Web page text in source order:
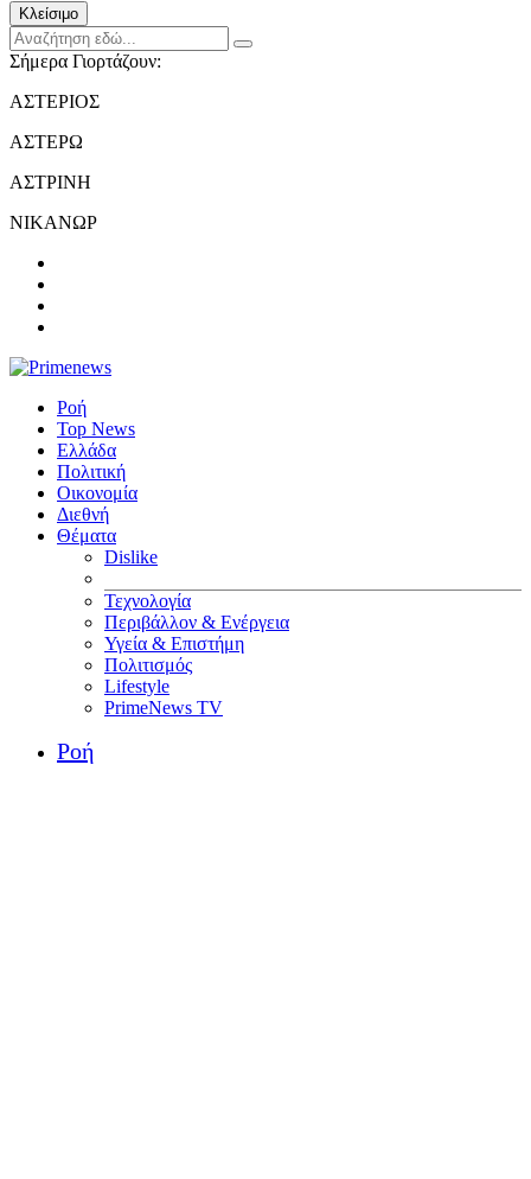
Κλείσιμο
Σήμερα Γιορτάζουν:
ΑΣΤΕΡΙΟΣ
ΑΣΤΕΡΩ
ΑΣΤΡΙΝΗ
ΝΙΚΑΝΩΡ
Ροή
Top News
Ελλάδα
Πολιτική
Οικονομία
Διεθνή
Θέματα
Dislike
Τεχνολογία
Περιβάλλον & Ενέργεια
Υγεία & Επιστήμη
Πολιτισμός
Lifestyle
PrimeNews TV
Ροή